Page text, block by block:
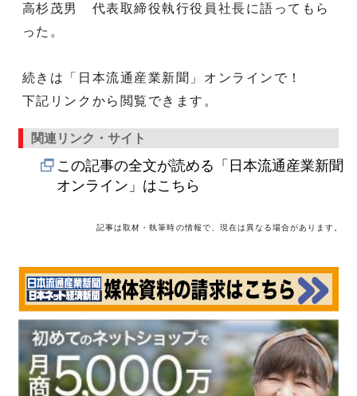
高杉茂男 代表取締役執行役員社長に語ってもら
った。
続きは「日本流通産業新聞」オンラインで！
下記リンクから閲覧できます。
関連リンク・サイト
この記事の全文が読める「日本流通産業新聞
オンライン」はこちら
記事は取材・執筆時の情報で、現在は異なる場合があります。